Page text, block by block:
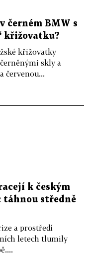
černém BMW s
křižovatku?
křižovatky
skly a
červenou...
k českým
táhnou středně
a prostředí
letech tlumily